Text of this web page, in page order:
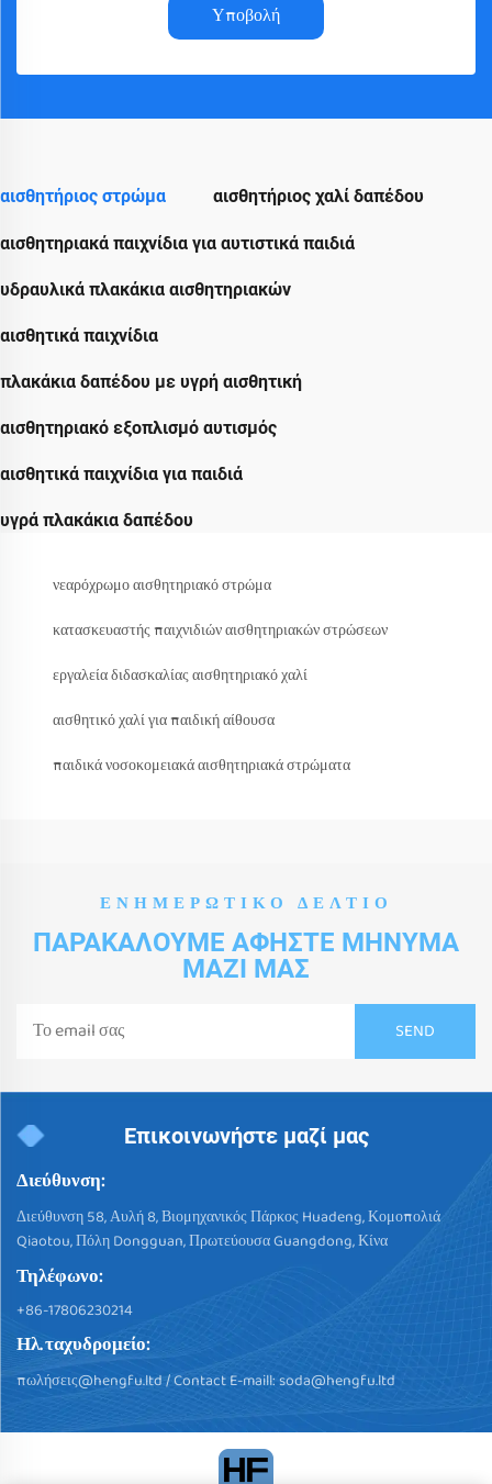
Υποβολή
αισθητήριος στρώμα αισθητήριος χαλί δαπέδου
αισθητηριακά παιχνίδια για αυτιστικά παιδιά
υδραυλικά πλακάκια αισθητηριακών
αισθητικά παιχνίδια
πλακάκια δαπέδου με υγρή αισθητική
αισθητηριακό εξοπλισμό αυτισμός
αισθητικά παιχνίδια για παιδιά
υγρά πλακάκια δαπέδου
νεαρόχρωμο αισθητηριακό στρώμα
κατασκευαστής παιχνιδιών αισθητηριακών στρώσεων
εργαλεία διδασκαλίας αισθητηριακό χαλί
αισθητικό χαλί για παιδική αίθουσα
παιδικά νοσοκομειακά αισθητηριακά στρώματα
ΕΝΗΜΕΡΩΤΙΚΌ ΔΕΛΤΊΟ
ΠΑΡΑΚΑΛΟΎΜΕ ΑΦΉΣΤΕ ΜΉΝΥΜΑ
ΜΑΖΊ ΜΑΣ
Επικοινωνήστε μαζί μας
Διεύθυνση:
Διεύθυνση 58, Αυλή 8, Βιομηχανικός Πάρκος Huadeng, Κομοπολιά
Qiaotou, Πόλη Dongguan, Πρωτεύουσα Guangdong, Κίνα
Τηλέφωνο:
+86-17806230214
Ηλ. ταχυδρομείο:
πωλήσεις@hengfu.ltd/ Contact E-maill:soda@hengfu.ltd